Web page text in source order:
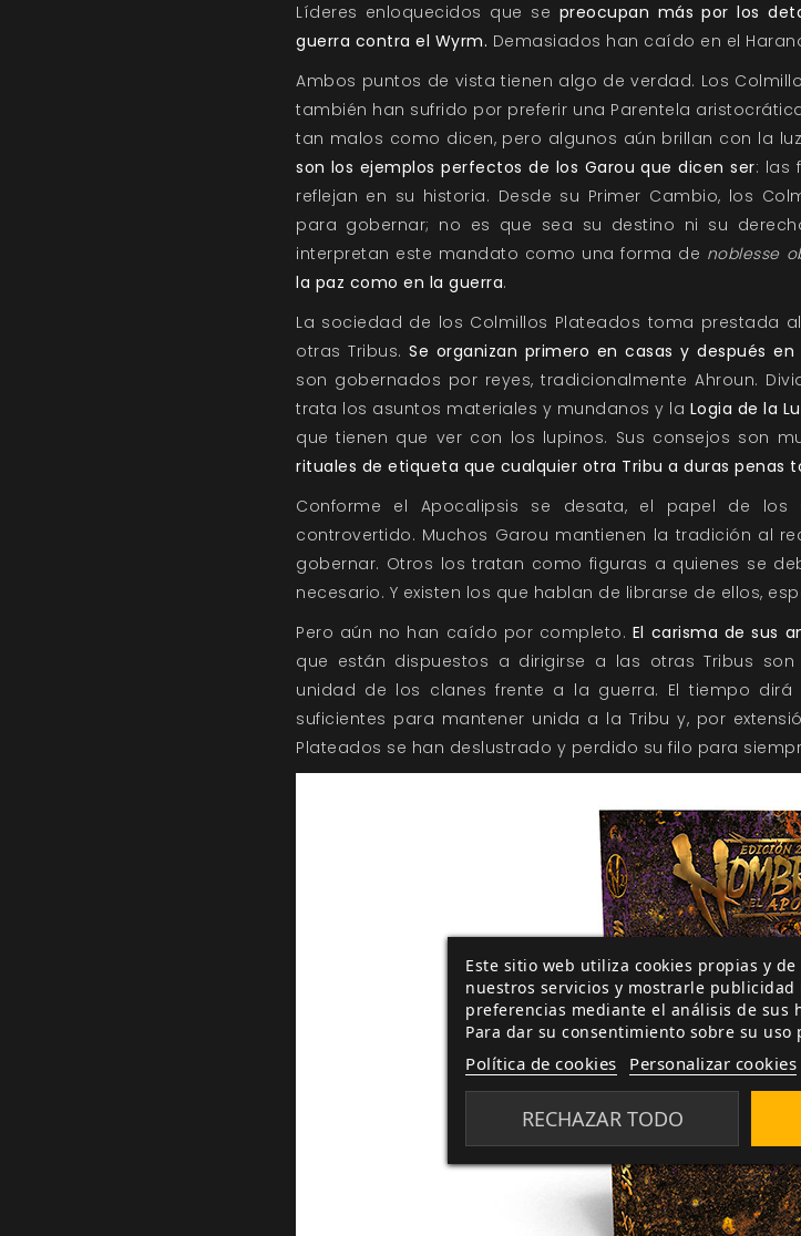
Líderes enloquecidos que se preocupan más por los
guerra contra el Wyrm. Demasiados han caído en el
Ambos puntos de vista tienen algo de verdad. Los
también han sufrido por preferir una Parentela
tan malos como dicen, pero algunos aún brillan con la
son los ejemplos perfectos de los Garou que dicen ser: las
reflejan en su historia. Desde su Primer Cambio, los
para gobernar; no es que sea su destino ni su
interpretan este mandato como una forma de noblesse
la paz como en la guerra.
La sociedad de los Colmillos Plateados toma prestada
otras Tribus. Se organizan primero en casas y después en
son gobernados por reyes, tradicionalmente Ahroun.
trata los asuntos materiales y mundanos y la Logia de la
que tienen que ver con los lupinos. Sus consejos son
rituales de etiqueta que cualquier otra Tribu a duras penas
Conforme el Apocalipsis se desata, el papel de los
controvertido. Muchos Garou mantienen la tradición al
gobernar. Otros los tratan como figuras a quienes se
necesario. Y existen los que hablan de librarse de ellos,
Pero aún no han caído por completo. El carisma de sus
que están dispuestos a dirigirse a las otras Tribus
unidad de los clanes frente a la guerra. El tiempo
suficientes para mantener unida a la Tribu y, por
Plateados se han deslustrado y perdido su filo para
Este sitio web utiliza cookies propias y
nuestros servicios y mostrarle publicidad
preferencias mediante el análisis de sus
Para dar su consentimiento sobre su uso
Política de cookies Personalizar cookies
RECHAZAR TODO